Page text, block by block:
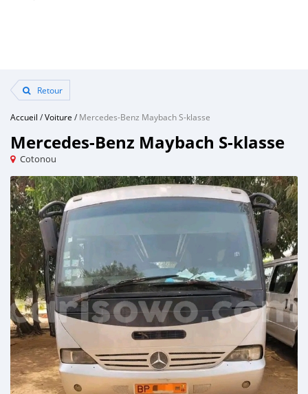
Retour
Accueil /Voiture /Mercedes-Benz Maybach S-klasse
Mercedes-Benz Maybach S-klasse
Cotonou